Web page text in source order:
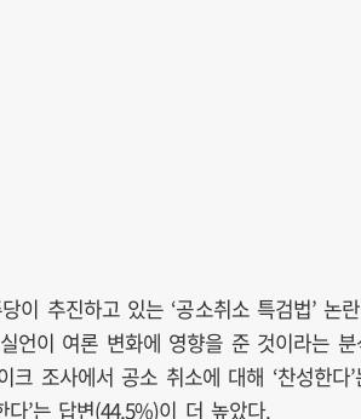
이 추진하고 있는 ‘공소취소 특검법’ 논란
언이 여론 변화에 영향을 준 것이라는 분
크 조사에서 공소 취소에 대해 ‘찬성한다’
다’는 답변(44.5%)이 더 높았다.